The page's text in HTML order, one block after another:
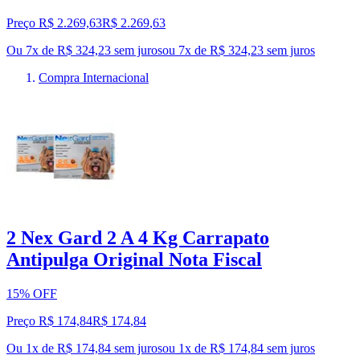
Preço R$ 2.269,63R$ 2.269,63
Ou 7x de R$ 324,23 sem jurosou 7x de R$ 324,23 sem juros
Compra Internacional
2 Nex Gard 2 A 4 Kg Carrapato
Antipulga Original Nota Fiscal
15% OFF
Preço R$ 174,84R$ 174,84
Ou 1x de R$ 174,84 sem jurosou 1x de R$ 174,84 sem juros